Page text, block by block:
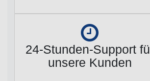
24-Stunden-Support
unsere Kunden